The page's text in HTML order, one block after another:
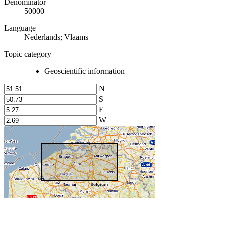
50000
Language
Nederlands; Vlaams
Topic category
Geoscientific information
N
S
E
W